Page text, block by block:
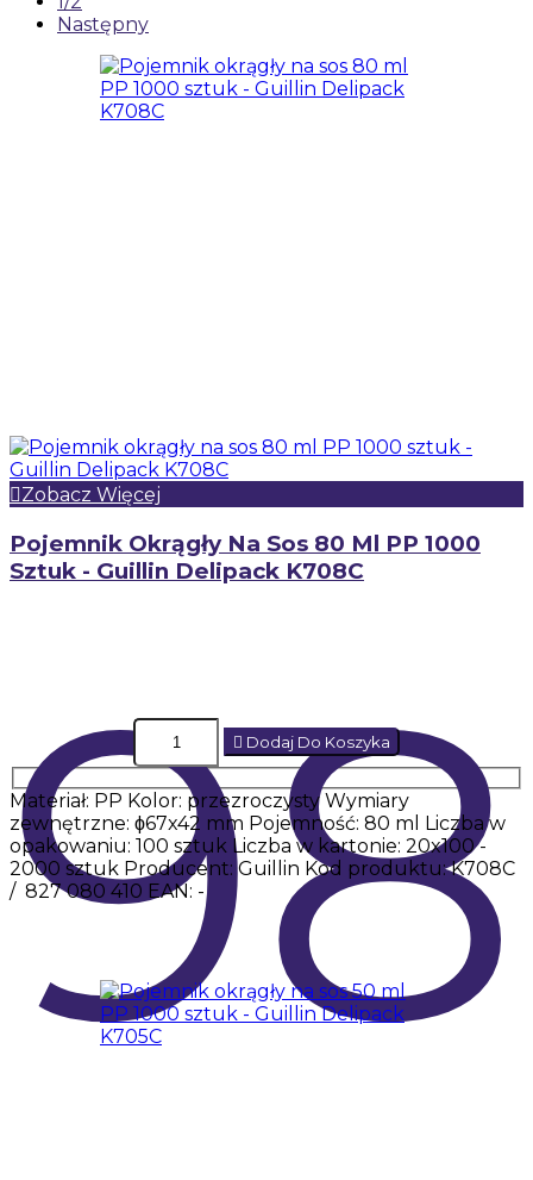
Następny
Zobacz Więcej
Pojemnik Okrągły Na Sos 80 Ml PP 1000
Sztuk - Guillin Delipack K708C
Dodaj Do Koszyka
Materiał: PP Kolor: przezroczysty Wymiary
zewnętrzne: ϕ67x42 mm Pojemność: 80 ml Liczba w
opakowaniu: 100 sztuk Liczba w kartonie: 20x100 -
2000 sztuk Producent: Guillin Kod produktu: K708C
/ 827 080 410 EAN: -